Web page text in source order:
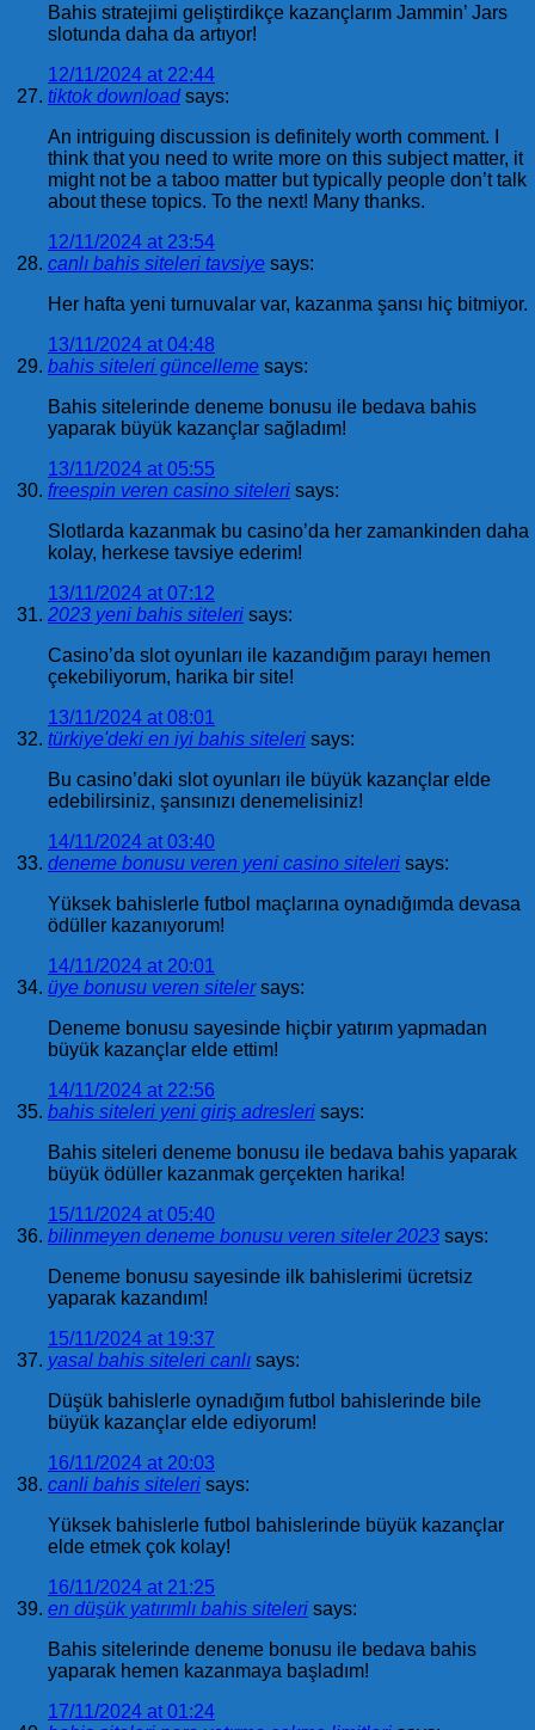
Bahis stratejimi geliştirdikçe kazançlarım Jammin’ Jars
slotunda daha da artıyor!
12/11/2024 at 22:44
tiktok download says:
An intriguing discussion is definitely worth comment. I
think that you need to write more on this subject matter, it
might not be a taboo matter but typically people don’t talk
about these topics. To the next! Many thanks.
12/11/2024 at 23:54
canlı bahis siteleri tavsiye says:
Her hafta yeni turnuvalar var, kazanma şansı hiç bitmiyor.
13/11/2024 at 04:48
bahis siteleri güncelleme says:
Bahis sitelerinde deneme bonusu ile bedava bahis
yaparak büyük kazançlar sağladım!
13/11/2024 at 05:55
freespin veren casino siteleri says:
Slotlarda kazanmak bu casino’da her zamankinden daha
kolay, herkese tavsiye ederim!
13/11/2024 at 07:12
2023 yeni bahis siteleri says:
Casino’da slot oyunları ile kazandığım parayı hemen
çekebiliyorum, harika bir site!
13/11/2024 at 08:01
türkiye'deki en iyi bahis siteleri says:
Bu casino’daki slot oyunları ile büyük kazançlar elde
edebilirsiniz, şansınızı denemelisiniz!
14/11/2024 at 03:40
deneme bonusu veren yeni casino siteleri says:
Yüksek bahislerle futbol maçlarına oynadığımda devasa
ödüller kazanıyorum!
14/11/2024 at 20:01
üye bonusu veren siteler says:
Deneme bonusu sayesinde hiçbir yatırım yapmadan
büyük kazançlar elde ettim!
14/11/2024 at 22:56
bahis siteleri yeni giriş adresleri says:
Bahis siteleri deneme bonusu ile bedava bahis yaparak
büyük ödüller kazanmak gerçekten harika!
15/11/2024 at 05:40
bilinmeyen deneme bonusu veren siteler 2023 says:
Deneme bonusu sayesinde ilk bahislerimi ücretsiz
yaparak kazandım!
15/11/2024 at 19:37
yasal bahis siteleri canlı says:
Düşük bahislerle oynadığım futbol bahislerinde bile
büyük kazançlar elde ediyorum!
16/11/2024 at 20:03
canli bahis siteleri says:
Yüksek bahislerle futbol bahislerinde büyük kazançlar
elde etmek çok kolay!
16/11/2024 at 21:25
en düşük yatırımlı bahis siteleri says:
Bahis sitelerinde deneme bonusu ile bedava bahis
yaparak hemen kazanmaya başladım!
17/11/2024 at 01:24